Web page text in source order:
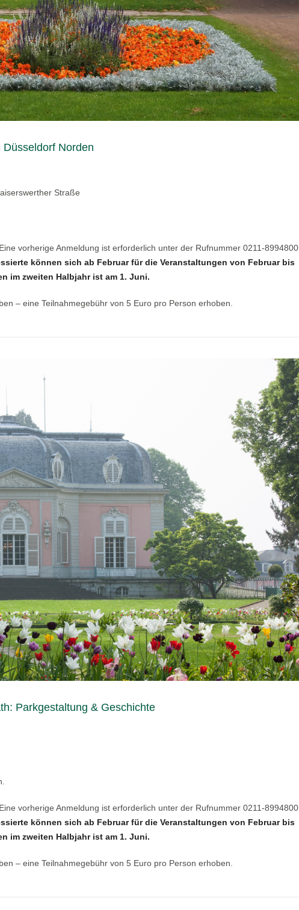
Norden
Straße
vorherige Anmeldung ist erforderlich unter der Rufnummer 0211-8994800
können sich ab Februar für die Veranstaltungen von Februar bis
im zweiten Halbjahr ist am 1. Juni.
– eine Teilnahmegebühr von 5 Euro pro Person erhoben.
Parkgestaltung & Geschichte
vorherige Anmeldung ist erforderlich unter der Rufnummer 0211-8994800
können sich ab Februar für die Veranstaltungen von Februar bis
im zweiten Halbjahr ist am 1. Juni.
– eine Teilnahmegebühr von 5 Euro pro Person erhoben.